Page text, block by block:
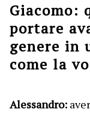
Giacomo:
portare
genere in
come la
Alessandro: